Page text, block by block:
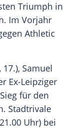
Triumph in
Im Vorjahr
Athletic
Samuel
Ex-Leipziger
für den
Stadtrivale
Uhr) bei